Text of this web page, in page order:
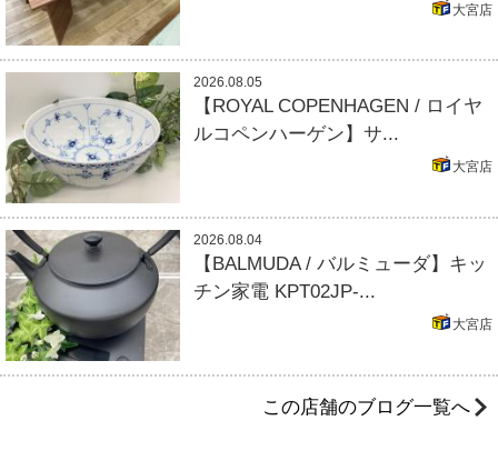
大宮店
2026.08.05
【ROYAL COPENHAGEN / ロイヤ
ルコペンハーゲン】サ...
大宮店
2026.08.04
【BALMUDA / バルミューダ】キッ
チン家電 KPT02JP-...
大宮店
この店舗のブログ一覧へ